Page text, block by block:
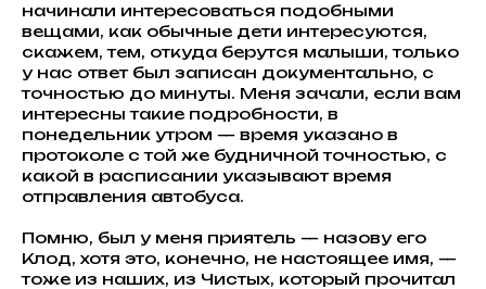
начинали интересоваться подобными
вещами, как обычные дети интересуются,
скажем, тем, откуда берутся малыши, только
у нас ответ был записан документально, с
точностью до минуты. Меня зачали, если вам
интересны такие подробности, в
понедельник утром — время указано в
протоколе с той же будничной точностью, с
какой в расписании указывают время
отправления автобуса.
Помню, был у меня приятель — назову его
Клод, хотя это, конечно, не настоящее имя, —
тоже из наших, из Чистых, который прочитал